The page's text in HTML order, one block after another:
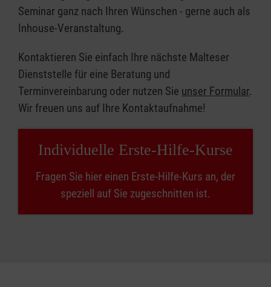
Seminar ganz nach Ihren Wünschen - gerne auch als
Inhouse-Veranstaltung.
Kontaktieren Sie einfach Ihre nächste Malteser
Dienststelle für eine Beratung und
Terminvereinbarung oder nutzen Sie unser Formular.
Wir freuen uns auf Ihre Kontaktaufnahme!
Individuelle Erste-Hilfe-Kurse
Fragen Sie hier einen Erste-Hilfe-Kurs an, der
speziell auf Sie zugeschnitten ist.